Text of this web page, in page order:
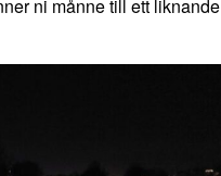
ni månne till ett liknande